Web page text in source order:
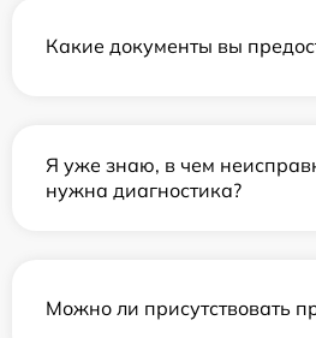
Какие документы вы
Я уже знаю, в чем
нужна диагностика?
Можно ли присутствовать